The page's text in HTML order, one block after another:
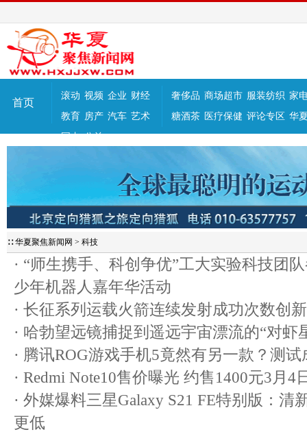
首页
滚动 视频 企业 财经
教育 房产 汽车 艺术
国内 公益
奢侈品 商场超市 服装纺织 家
糖酒茶 医疗保健 评论专区 华
∷华夏聚焦新闻网 > 科技
· “师生携手、科创争优”工大实验科技团
少年机器人嘉年华活动
· 长征系列运载火箭连续发射成功次数创
· 哈勃望远镜捕捉到遥远宇宙漂流的“对虾
· 腾讯ROG游戏手机5竟然有另一款？测
· Redmi Note10售价曝光 约售1400元3月4
· 外媒爆料三星Galaxy S21 FE特别版：清
更低